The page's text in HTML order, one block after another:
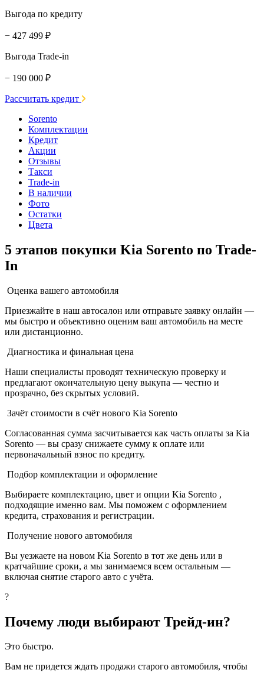
Выгода по кредиту
− 427 499 ₽
Выгода Trade-in
− 190 000 ₽
Рассчитать кредит
Sorento
Комплектации
Кредит
Акции
Отзывы
Такси
Trade-in
В наличии
Фото
Остатки
Цвета
5 этапов покупки Kia Sorento по Trade-
In
Оценка вашего автомобиля
Приезжайте в наш автосалон или отправьте заявку онлайн —
мы быстро и объективно оценим ваш автомобиль на месте
или дистанционно.
Диагностика и финальная цена
Наши специалисты проводят техническую проверку и
предлагают окончательную цену выкупа — честно и
прозрачно, без скрытых условий.
Зачёт стоимости в счёт нового Kia Sorento
Согласованная сумма засчитывается как часть оплаты за Kia
Sorento — вы сразу снижаете сумму к оплате или
первоначальный взнос по кредиту.
Подбор комплектации и оформление
Выбираете комплектацию, цвет и опции Kia Sorento ,
подходящие именно вам. Мы поможем с оформлением
кредита, страхования и регистрации.
Получение нового автомобиля
Вы уезжаете на новом Kia Sorento в тот же день или в
кратчайшие сроки, а мы занимаемся всем остальным —
включая снятие старого авто с учёта.
?
Почему люди выбирают Трейд-ин?
Это быстро.
Вам не придется ждать продажи старого автомобиля, чтобы